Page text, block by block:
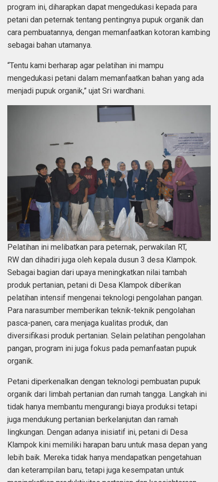
program ini, diharapkan dapat mengedukasi kepada para
petani dan peternak tentang pentingnya pupuk organik dan
cara pembuatannya, dengan memanfaatkan kotoran kambing
sebagai bahan utamanya.
“Tentu kami berharap agar pelatihan ini mampu
mengedukasi petani dalam memanfaatkan bahan yang ada
menjadi pupuk organik,” ujat Sri wardhani.
Pelatihan ini melibatkan para peternak, perwakilan RT,
RW dan dihadiri juga oleh kepala dusun 3 desa Klampok.
Sebagai bagian dari upaya meningkatkan nilai tambah
produk pertanian, petani di Desa Klampok diberikan
pelatihan intensif mengenai teknologi pengolahan pangan.
Para narasumber memberikan teknik-teknik pengolahan
pasca-panen, cara menjaga kualitas produk, dan
diversifikasi produk pertanian. Selain pelatihan pengolahan
pangan, program ini juga fokus pada pemanfaatan pupuk
organik.
Petani diperkenalkan dengan teknologi pembuatan pupuk
organik dari limbah pertanian dan rumah tangga. Langkah ini
tidak hanya membantu mengurangi biaya produksi tetapi
juga mendukung pertanian berkelanjutan dan ramah
lingkungan. Dengan adanya inisiatif ini, petani di Desa
Klampok kini memiliki harapan baru untuk masa depan yang
lebih baik. Mereka tidak hanya mendapatkan pengetahuan
dan keterampilan baru, tetapi juga kesempatan untuk